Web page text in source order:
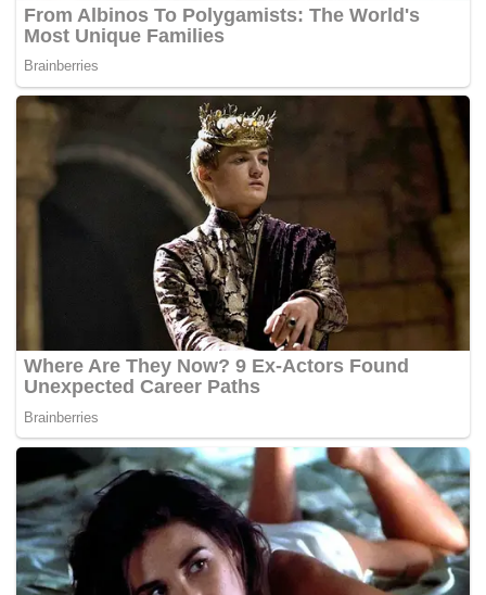
penajaan di antara Pengurus Eksekutif Perniagaan, Unit
Perniagaan Milo, Nestle (Malaysia) Berhad, Philomena
Tan dan Ketua Setiausaha Kementerian Belia dan Sukan
Datuk Lokman Hakim Ali, mewakili MASOC.
Dalam pada itu, Khairy turut berharap lebih banyak
syarikat swasta akan tampil menaja KL 2017 selepas ini
setelah melihat bagaimana sukan menyatukan rakyat
ketika Sukan Olimpik baru-baru ini yang menjadi platform
menyampaikan produk kepada masyarakat.
“MASOC sentiasa mendekati syarikat swasta, termasuk
syarikat antarabangsa…Saya yakin dalam masa terdekat
ini kita akan umumkan juga penajaan satu syarikat yang
tidak berpangkalan di Malaysia tetapi syarikat
antarabangsa yang mungkin menjadi penaja. Buat masa
ini kita ada lebih 10 syarikat yang menjanjikan tajaan
tunai,” katanya.
Sementara itu, Tan berkata ia merupakan peluang bagi
Milo untuk menjayakan temasya sukan berkenaan yang
dianjurkan oleh Malaysia, selepas menaja kontinjen